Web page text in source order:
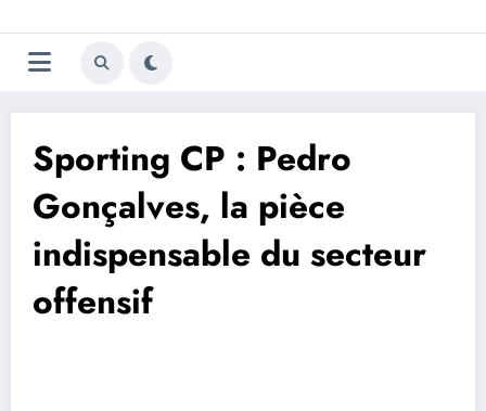
au
contenu
Trivela
L'actualité du football
Sporting CP : Pedro
Gonçalves, la pièce
indispensable du secteur
offensif